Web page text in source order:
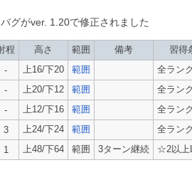
グがver. 1.20で修正されました
程 高さ 範囲 備考 習得
- 上16/下20 範囲
全ラン
- 上20/下12 範囲
全ラン
- 上12/下16 範囲
全ラン
3 上24/下24 範囲
全ラン
1 上48/下64 範囲 3ターン継続 ☆2以上